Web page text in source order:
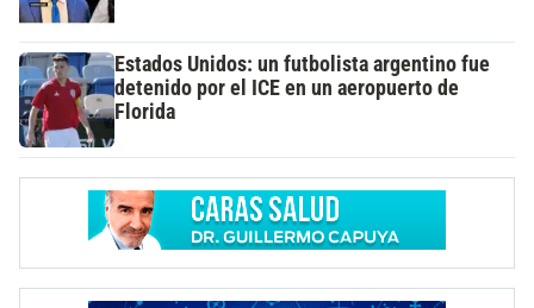
Estados Unidos: un futbolista argentino fue
detenido por el ICE en un aeropuerto de
Florida